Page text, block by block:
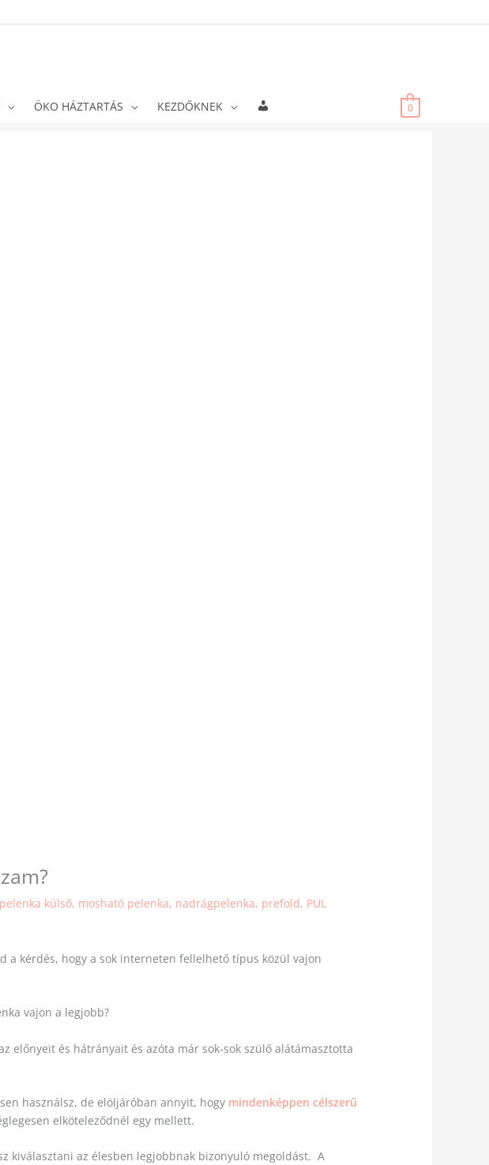
ÖKO HÁZTARTÁS KEZDŐKNEK 0
külső, mosható pelenka, nadrágpelenka, prefold, PUL
a kérdés, hogy a sok interneten fellelhető típus közül vajon
vajon a legjobb?
és hátrányait és azóta már sok-sok szülő alátámasztotta
használsz, de elöljáróban annyit, hogy mindenképpen célszerű
elköteleződnél egy mellett.
kiválasztani az élesben legjobbnak bizonyuló megoldást. A